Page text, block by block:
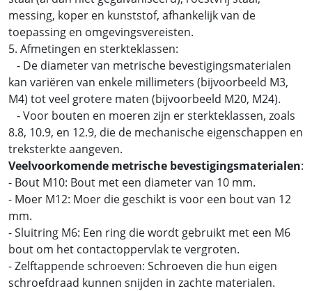
messing, koper en kunststof, afhankelijk van de
toepassing en omgevingsvereisten.
5. Afmetingen en sterkteklassen:
- De diameter van metrische bevestigingsmaterialen
kan variëren van enkele millimeters (bijvoorbeeld M3,
M4) tot veel grotere maten (bijvoorbeeld M20, M24).
- Voor bouten en moeren zijn er sterkteklassen, zoals
8.8, 10.9, en 12.9, die de mechanische eigenschappen en
treksterkte aangeven.
Veelvoorkomende metrische bevestigingsmaterialen:
- Bout M10: Bout met een diameter van 10 mm.
- Moer M12: Moer die geschikt is voor een bout van 12
mm.
- Sluitring M6: Een ring die wordt gebruikt met een M6
bout om het contactoppervlak te vergroten.
- Zelftappende schroeven: Schroeven die hun eigen
schroefdraad kunnen snijden in zachte materialen.